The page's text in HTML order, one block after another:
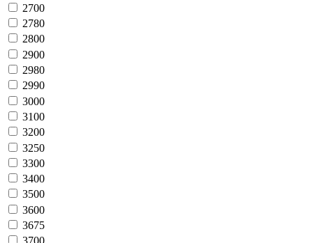
2700
2780
2800
2900
2980
2990
3000
3100
3200
3250
3300
3400
3500
3600
3675